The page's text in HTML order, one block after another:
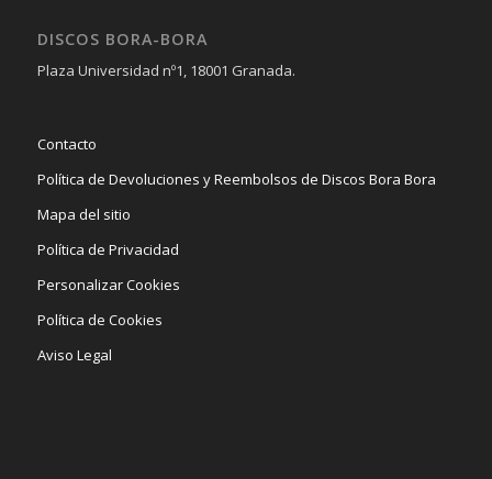
DISCOS BORA-BORA
Plaza Universidad nº1, 18001 Granada.
Contacto
Política de Devoluciones y Reembolsos de Discos Bora Bora
Mapa del sitio
Política de Privacidad
Personalizar Cookies
Política de Cookies
Aviso Legal